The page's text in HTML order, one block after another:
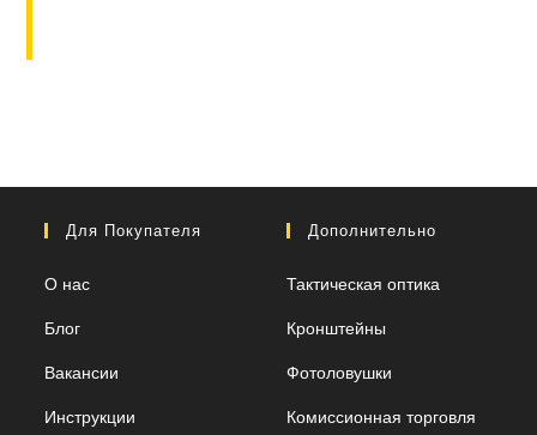
Для Покупателя
О нас
Блог
Вакансии
Инструкции
Дополнительно
Тактическая оптика
Кронштейны
Фотоловушки
Комиссионная торговля